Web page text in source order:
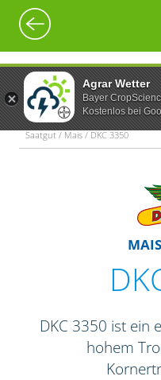
Agrar Wetter
Bayer
Kostenlos bei
Saatgut / Mais / DKC 3350
DKC 3350 ist ein
hohem